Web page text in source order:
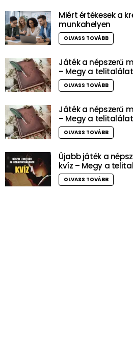
Miért értékesek a
munkahelyen
OLVASS TOVÁBB
Játék a népszerű
– Megy a
OLVASS TOVÁBB
Játék a népszerű
– Megy a
OLVASS TOVÁBB
Újabb játék a
kvíz – Megy a
OLVASS TOVÁBB